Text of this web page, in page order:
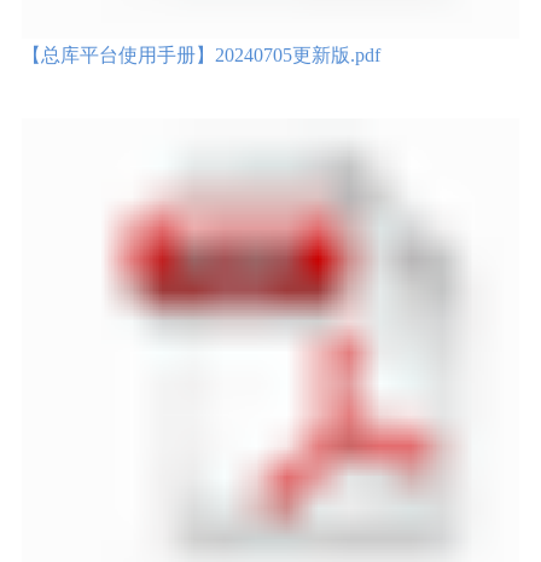
【总库平台使用手册】20240705更新版.pdf